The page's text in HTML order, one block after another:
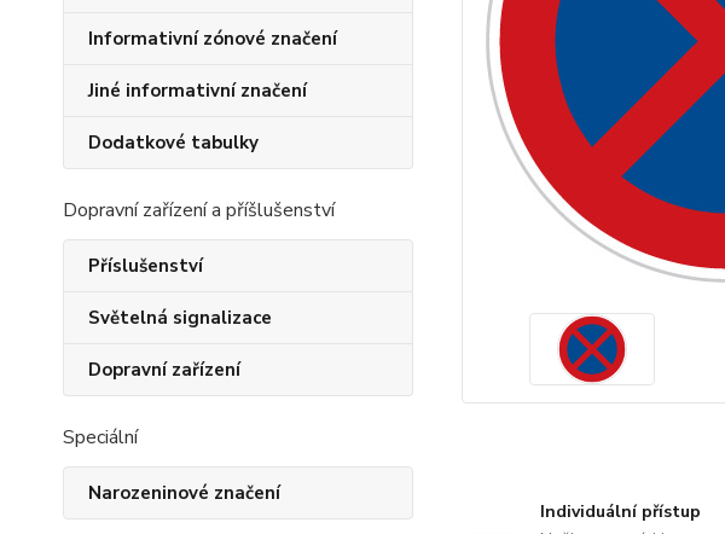
Informativní zónové značení
Jiné informativní značení
Dodatkové tabulky
Dopravní zařízení a příšlušenství
Příslušenství
Světelná signalizace
Dopravní zařízení
Speciální
Narozeninové značení
Individuální přístup